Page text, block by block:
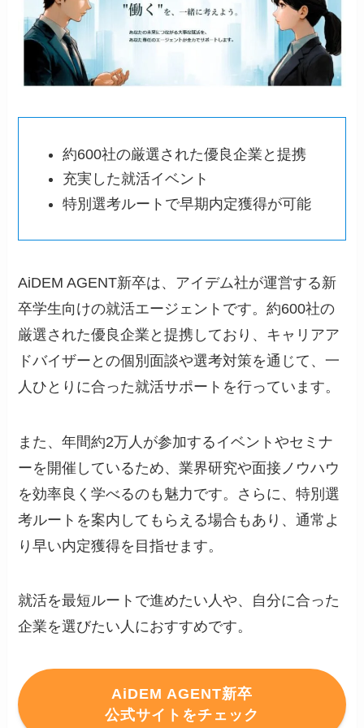
約600社の厳選された優良企業と提携
充実した就活イベント
特別選考ルートで早期内定獲得が可能
AiDEM AGENT新卒は、アイデム社が運営する新
卒学生向けの就活エージェントです。約600社の
厳選された優良企業と提携しており、キャリアア
ドバイザーとの個別面談や選考対策を通じて、一
人ひとりに合った就活サポートを行っています。
また、年間約2万人が参加するイベントやセミナ
ーを開催しているため、業界研究や面接ノウハウ
を効率良く学べるのも魅力です。さらに、特別選
考ルートを案内してもらえる場合もあり、通常よ
り早い内定獲得を目指せます。
就活を最短ルートで進めたい人や、自分に合った
企業を選びたい人におすすめです。
AiDEM AGENT新卒
公式サイトをチェック